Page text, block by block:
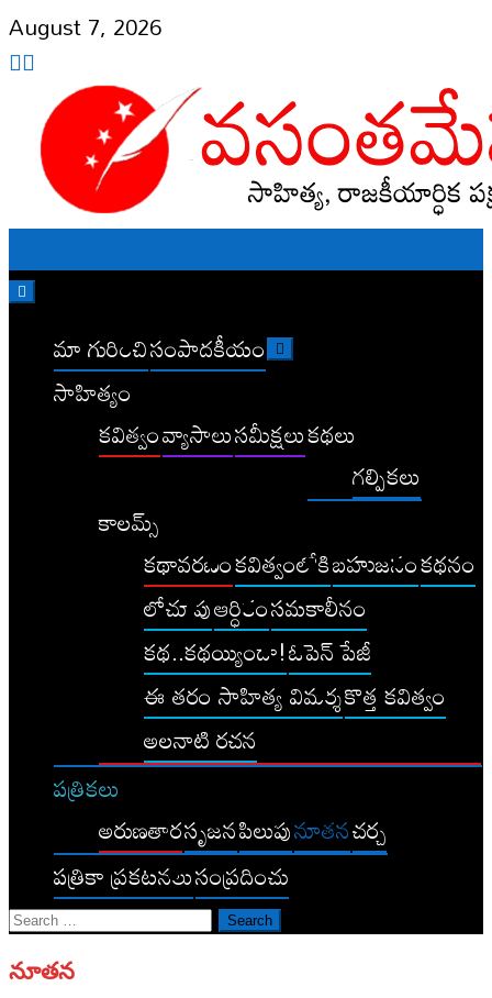
Skip
to
content
August 7, 2026
మా గురించిసంపాదకీయం
సాహిత్యం
కవిత్వంవ్యాసాలుసమీక్షలుకథలు
గల్పికలు
కాలమ్స్
కథావరణంకవిత్వంలోకిబహుజనంకథనం
లోచూపుఆర్ధికంసమకాలీనం
కథ..కథయ్యిందా!ఓపెన్ పేజీ
ఈ తరం సాహిత్య విమర్శకొత్త కవిత్వం
అలనాటి రచన
పత్రికలు
అరుణతారసృజనపిలుపునూతనచర్చ
పత్రికా ప్రకటనలుసంప్రదించు
Search
for:
నూతన